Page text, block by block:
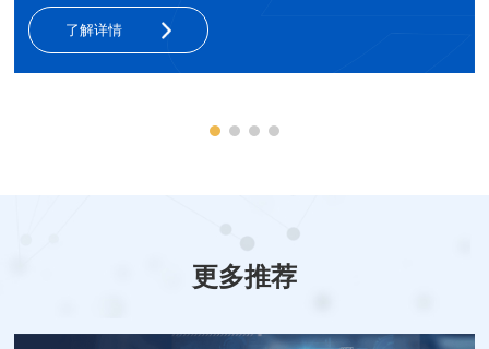
了解详情
更多推荐